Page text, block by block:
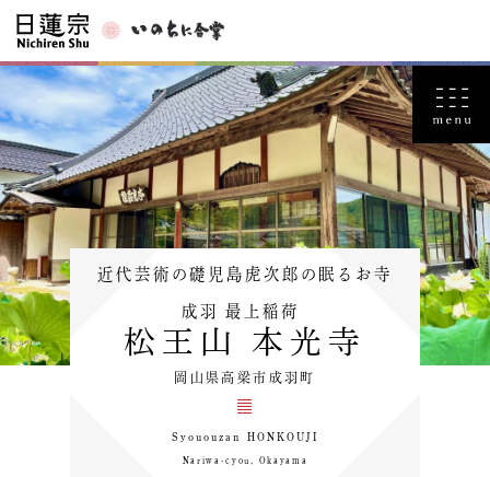
近代芸術の礎児島虎次郎の眠るお寺
成羽 最上稲荷
松王山 本光寺
岡山県高梁市成羽町
Syououzan HONKOUJI
Nariwa-cyou, Okayama